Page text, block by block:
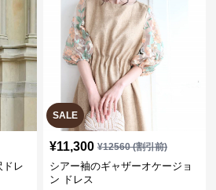
ドレ
SALE
¥11,300 ¥12560(割引前)
シアー袖のギャザーオケージョ
ン ドレス